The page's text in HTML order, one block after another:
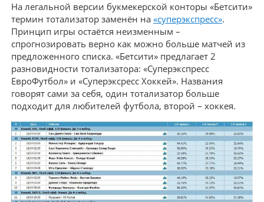
На легальной версии букмекерской конторы «Бетсити»
термин тотализатор заменён на «суперэкспресс».
Принцип игры остаётся неизменным –
спрогнозировать верно как можно больше матчей из
предложенного списка. «Бетсити» предлагает 2
разновидности тотализатора: «Суперэкспресс
ЕвроФутбол» и «Суперэксресс Хоккей». Названия
говорят сами за себя, один тотализатор больше
подходит для любителей футбола, второй – хоккея.